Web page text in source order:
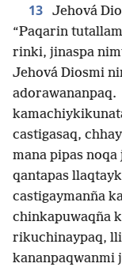
13
Jehová
“Paqarin
rinki, jinaspa
Jehová Diosmi
adorawananpaq.
castigasaq,
mana pipas
qantapas
castigaymanña
chinkapuwaqña
rikuchinaypaq,
kananpaqwanmi